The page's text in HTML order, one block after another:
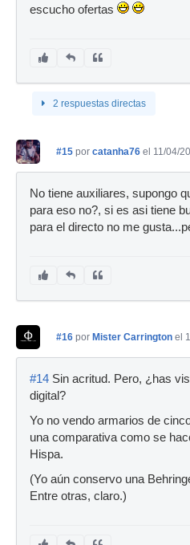
escucho ofertas
2 respuestas directas
#15 por catanha76 el 11/04/
No tiene auxiliares, supongo
para eso no?, si es asi tiene
para el directo no me
#16 por Mister Carrington el
#14 Sin acritud. Pero, ¿has
digital?
Yo no vendo armarios de
una comparativa como se
Hispa.
(Yo aún conservo una
Entre otras, claro.)